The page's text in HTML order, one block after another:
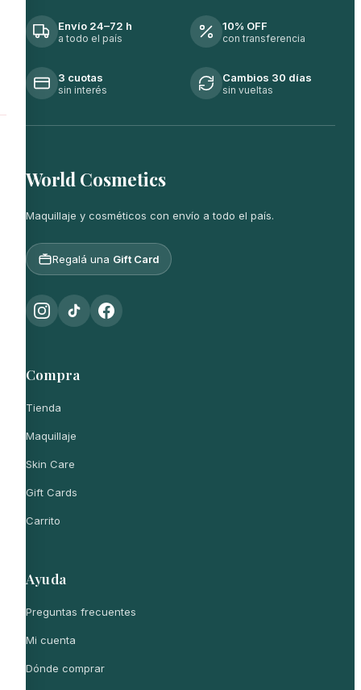
Envío 24–72 h
a todo el país
10% OFF
con transferencia
3 cuotas
sin interés
Cambios 30 días
sin vueltas
World Cosmetics
Maquillaje y cosméticos con envío a todo el país.
Regalá una Gift Card
Compra
Tienda
Maquillaje
Skin Care
Gift Cards
Carrito
Ayuda
Preguntas frecuentes
Mi cuenta
Dónde comprar